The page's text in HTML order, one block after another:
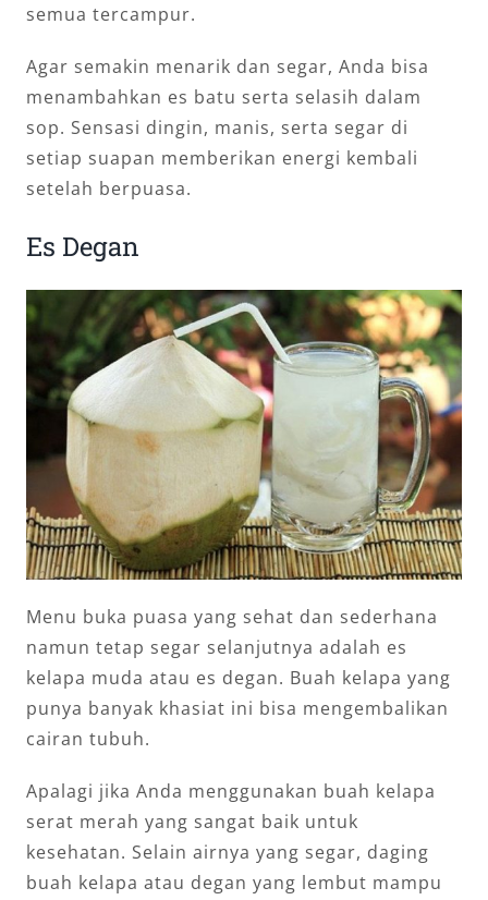
semua tercampur.
Agar semakin menarik dan segar, Anda bisa
menambahkan es batu serta selasih dalam
sop. Sensasi dingin, manis, serta segar di
setiap suapan memberikan energi kembali
setelah berpuasa.
Es Degan
Menu buka puasa yang sehat dan sederhana
namun tetap segar selanjutnya adalah es
kelapa muda atau es degan. Buah kelapa yang
punya banyak khasiat ini bisa mengembalikan
cairan tubuh.
Apalagi jika Anda menggunakan buah kelapa
serat merah yang sangat baik untuk
kesehatan. Selain airnya yang segar, daging
buah kelapa atau degan yang lembut mampu